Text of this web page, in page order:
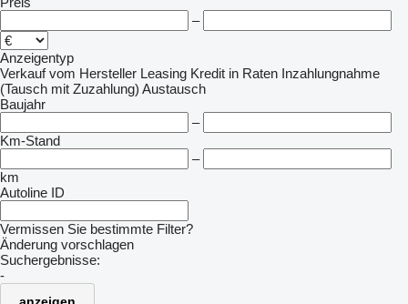
–
Anzeigentyp
Verkauf vom Hersteller Leasing Kredit in Raten Inzahlungnahme
(Tausch mit Zuzahlung) Austausch
Baujahr
–
Km-Stand
–
km
Autoline ID
Vermissen Sie bestimmte Filter?
Änderung vorschlagen
Suchergebnisse:
-